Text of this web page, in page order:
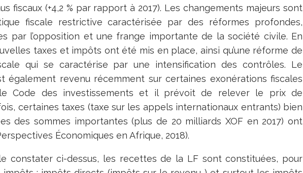
fiscaux (+4,2 % par rapport à 2017). Les changements majeurs sont
fiscale restrictive caractérisée par des réformes profondes,
par l’opposition et une frange importante de la société civile. En
taxes et impôts ont été mis en place, ainsi qu’une réforme de
qui se caractérise par une intensification des contrôles. Le
également revenu récemment sur certaines exonérations fiscales
Code des investissements et il prévoit de relever le prix de
certaines taxes (taxe sur les appels internationaux entrants) bien
des sommes importantes (plus de 20 milliards XOF en 2017) ont
Économiques en Afrique, 2018).
constater ci-dessus, les recettes de la LF sont constituées, pour